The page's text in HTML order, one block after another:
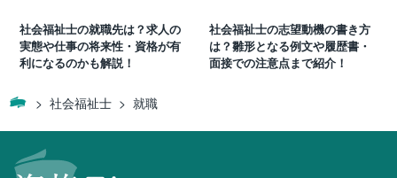
社会福祉士の就職先は？求人の
実態や仕事の将来性・資格が有
利になるのかも解説！
社会福祉士の志望動機の書き方
は？雛形となる例文や履歴書・
面接での注意点まで紹介！
社会福祉士 就職